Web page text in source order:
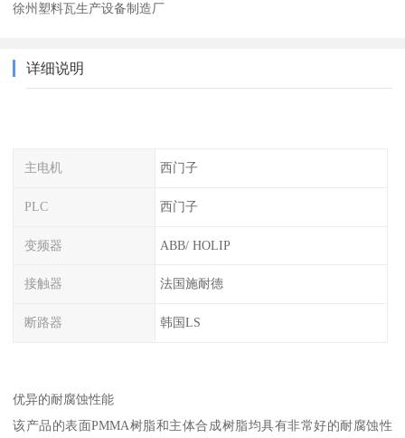
徐州塑料瓦生产设备制造厂
详细说明
主电机 西门子
PLC 西门子
变频器 ABB/ HOLIP
接触器 法国施耐德
断路器 韩国LS
优异的耐腐蚀性能
该产品的表面PMMA树脂和主体合成树脂均具有非常好的耐腐蚀性